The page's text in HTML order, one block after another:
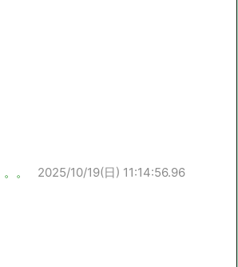
。 2025/10/19(日) 11:14:56.96